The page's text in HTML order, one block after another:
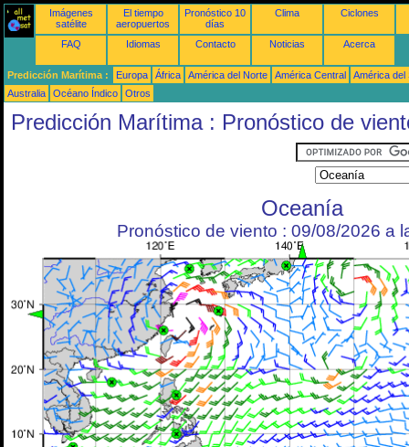
Imágenes
satélite
El tiempo
aeropuertos
Pronóstico 10
días
Clima Ciclones
FAQ Idiomas Contacto Noticias Acerca
Predicción Marítima : Europa África América del Norte América Central
América del
Australia
Océano Índico Otros
Predicción Marítima : Pronóstico de
Oceanía
Pronóstico de viento : 09/08/2026 a